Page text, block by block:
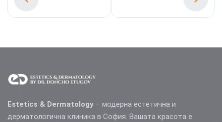
Estetics & Dermatology – модерна естетична и
дерматологична клиника в София. Вашата красота е